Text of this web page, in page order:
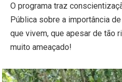
O programa traz
Pública sobre a importância
que vivem, que apesar de tão
muito ameaçado!